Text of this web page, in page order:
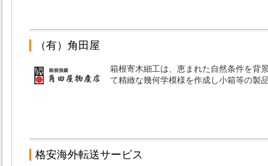
（有）角田屋
箱根寄木細工は、恵まれた自然条件を背
て精緻な幾何学模様を作成し小箱等の製
格安海外転送サービス